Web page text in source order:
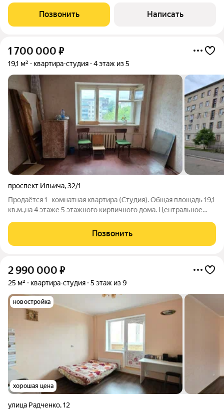
входная дверь,
Позвонить Написать
1 700 000 ₽
19,1 м² квартира-студия 4 этаж из 5
проспект Ильича,32/1
Продаётся 1- комнатная квартира (Студия). Общая площадь 19,1
кв.м.,на 4 этаже 5 этажного кирпичного дома. Центральное
коммунальным платежам. Один взрослый собственник, более
5 лет в собственности, полная
Позвонить
2 990 000 ₽
25 м² квартира-студия 5 этаж из 9
новостройка
хорошая цена
улица Радченко,12